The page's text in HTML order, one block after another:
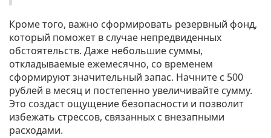
Кроме того, важно сформировать резервный фонд,
который поможет в случае непредвиденных
обстоятельств. Даже небольшие суммы,
откладываемые ежемесячно, со временем
сформируют значительный запас. Начните с 500
рублей в месяц и постепенно увеличивайте сумму.
Это создаст ощущение безопасности и позволит
избежать стрессов, связанных с внезапными
расходами.